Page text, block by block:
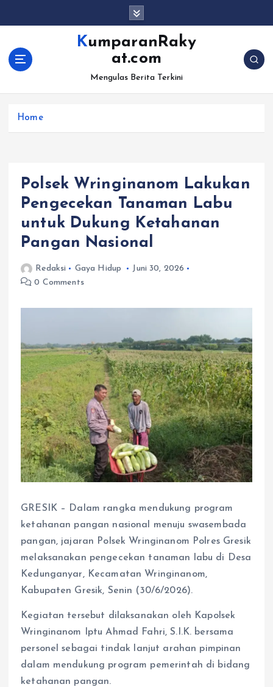
KumparanRaky
at.com
Mengulas Berita Terkini
Home
Polsek Wringinanom Lakukan
Pengecekan Tanaman Labu
untuk Dukung Ketahanan
Pangan Nasional
Redaksi Gaya Hidup
Juni 30, 2026
0 Comments
GRESIK – Dalam rangka mendukung program
ketahanan pangan nasional menuju swasembada
pangan, jajaran Polsek Wringinanom Polres Gresik
melaksanakan pengecekan tanaman labu di Desa
Kedunganyar, Kecamatan Wringinanom,
Kabupaten Gresik, Senin (30/6/2026).
Kegiatan tersebut dilaksanakan oleh Kapolsek
Wringinanom Iptu Ahmad Fahri, S.I.K. bersama
personel sebagai tindak lanjut arahan pimpinan
dalam mendukung program pemerintah di bidang
ketahanan pangan.